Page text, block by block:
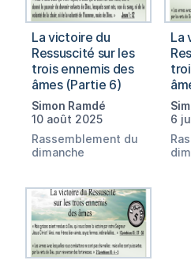
La victoire du
Ressuscité sur les
trois ennemis des
âmes (Partie 6)
Simon Ramdé
10 août 2025
Rassemblement du
dimanche
La
6